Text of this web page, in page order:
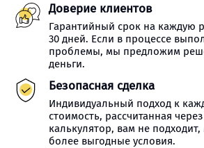
Доверие клиентов
Гарантийный срок на каждую
30 дней. Если в процессе
проблемы, мы предложим
деньги.
Безопасная сделка
Индивидуальный подход к
стоимость, рассчитанная
калькулятор, вам не
более выгодные условия.